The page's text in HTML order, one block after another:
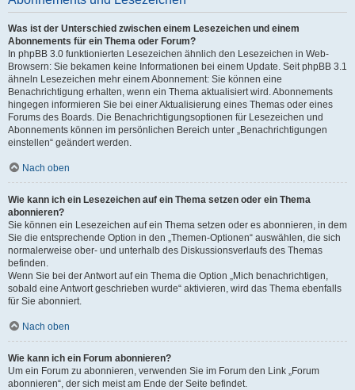
Was ist der Unterschied zwischen einem Lesezeichen und einem
Abonnements für ein Thema oder Forum?
In phpBB 3.0 funktionierten Lesezeichen ähnlich den Lesezeichen in Web-
Browsern: Sie bekamen keine Informationen bei einem Update. Seit phpBB 3.1
ähneln Lesezeichen mehr einem Abonnement: Sie können eine
Benachrichtigung erhalten, wenn ein Thema aktualisiert wird. Abonnements
hingegen informieren Sie bei einer Aktualisierung eines Themas oder eines
Forums des Boards. Die Benachrichtigungsoptionen für Lesezeichen und
Abonnements können im persönlichen Bereich unter „Benachrichtigungen
einstellen“ geändert werden.
Nach oben
Wie kann ich ein Lesezeichen auf ein Thema setzen oder ein Thema
abonnieren?
Sie können ein Lesezeichen auf ein Thema setzen oder es abonnieren, in dem
Sie die entsprechende Option in den „Themen-Optionen“ auswählen, die sich
normalerweise ober- und unterhalb des Diskussionsverlaufs des Themas
befinden.
Wenn Sie bei der Antwort auf ein Thema die Option „Mich benachrichtigen,
sobald eine Antwort geschrieben wurde“ aktivieren, wird das Thema ebenfalls
für Sie abonniert.
Nach oben
Wie kann ich ein Forum abonnieren?
Um ein Forum zu abonnieren, verwenden Sie im Forum den Link „Forum
abonnieren“, der sich meist am Ende der Seite befindet.